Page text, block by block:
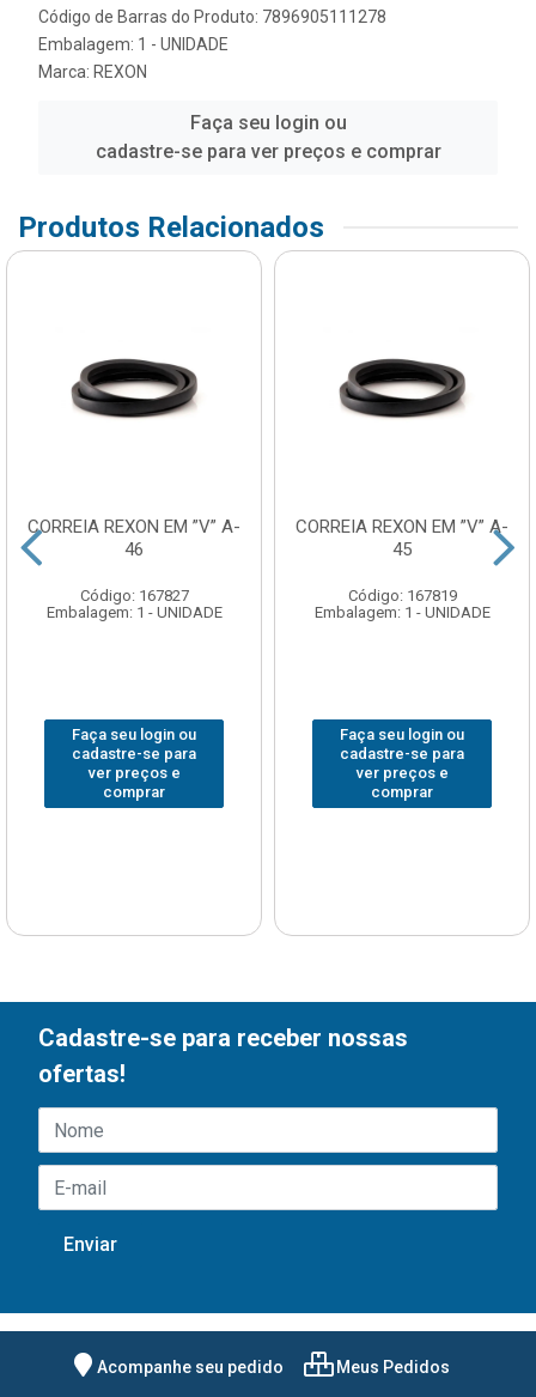
Código de Barras do Produto: 7896905111278
Embalagem: 1 - UNIDADE
Marca: REXON
Faça seu login ou
cadastre-se para ver preços e comprar
Produtos Relacionados
CORREIA REXON EM ”V” A-
46
Código: 167827
Embalagem: 1 - UNIDADE
Faça seu login ou
cadastre-se para
ver preços e
comprar
CORREIA REXON EM ”V” A-
45
Código: 167819
Embalagem: 1 - UNIDADE
Faça seu login ou
cadastre-se para
ver preços e
comprar
Cadastre-se para receber nossas
ofertas!
Acompanhe seu pedido Meus Pedidos